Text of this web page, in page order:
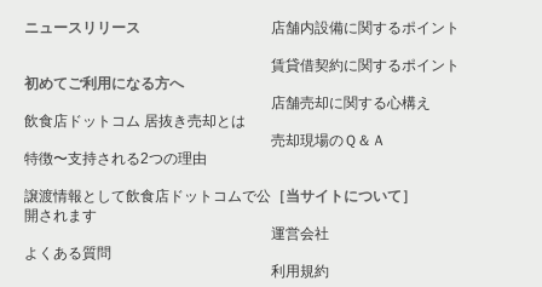
大阪市東成区の飲食店の居抜き売却物件の案件一覧
大阪市城東区の飲食店の居抜き売却物件の案件一覧
大阪市旭区の飲食店の居抜き売却物件の案件一覧
和泉市の飲食店の居抜き売却物件の案件一覧
池田市の飲食店の居抜き売却物件の案件一覧
ニュースリリース
初めてご利用になる方へ
飲食店ドットコム 居抜き売却とは
特徴〜支持される2つの理由
譲渡情報として飲食店ドットコムで公
開されます
よくある質問
店舗内設備に関するポイント
賃貸借契約に関するポイント
店舗売却に関する心構え
売却現場のＱ＆Ａ
［当サイトについて］
運営会社
利用規約